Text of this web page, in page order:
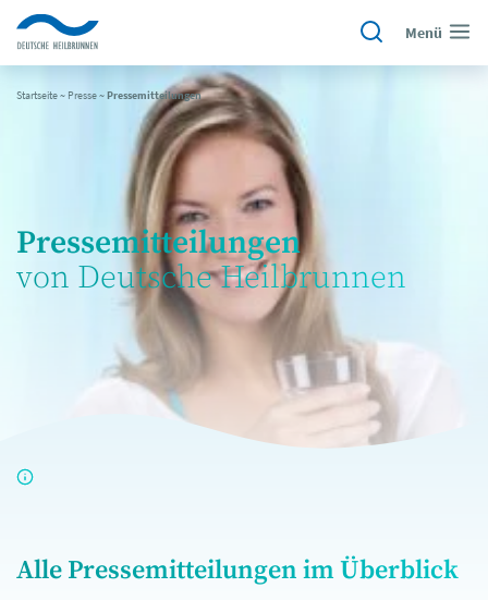
Menü
Startseite~ Presse~Pressemitteilungen
Pressemitteilungen
von Deutsche Heilbrunnen
Alle Pressemitteilungen im Überblick